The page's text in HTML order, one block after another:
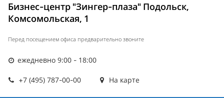
Бизнес-центр "Зингер-плаза" Подольск,
Комсомольская, 1
Перед посещением офиса предварительно звоните
ежедневно 9:00 - 18:00
+7 (495) 787-00-00 На карте